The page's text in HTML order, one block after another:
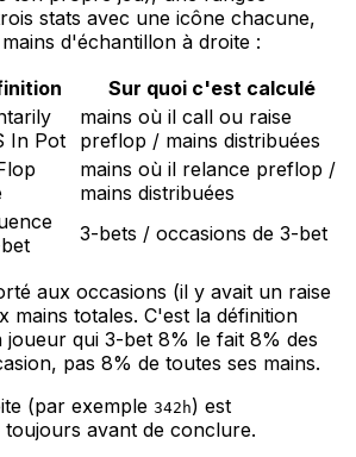
stats avec une icône chacune,
d'échantillon à droite :
Sur quoi c'est calculé
In Pot
mains où il call ou raise
preflop / mains distribuées
mains où il relance preflop /
mains distribuées
3-bets / occasions de 3-bet
aux occasions (il y avait un raise
mains totales. C'est la définition
joueur qui 3-bet 8% le fait 8% des
pas 8% de toutes ses mains.
(par exemple 342h) est
avant de conclure.